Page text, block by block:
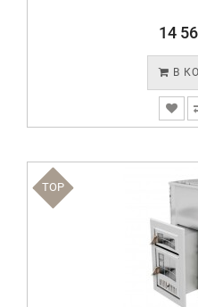
14
В
TOP